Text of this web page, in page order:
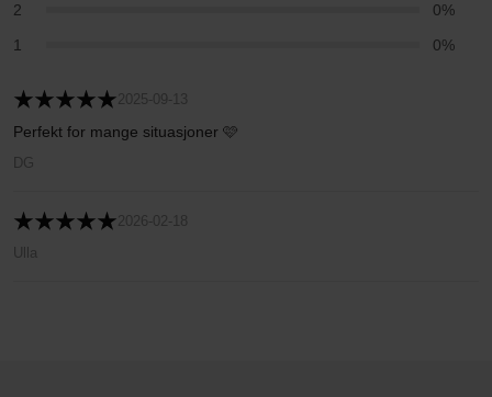
2
0%
1
0%
2025-09-13
Perfekt for mange situasjoner 🩷
DG
2026-02-18
Ulla